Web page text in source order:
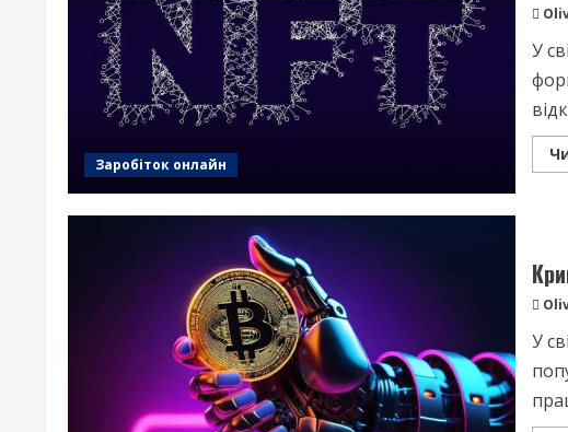
Заробіток онлайн
У
У